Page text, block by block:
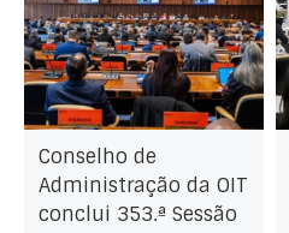
Conselho de
Administração da OIT
conclui 353.ª Sessão